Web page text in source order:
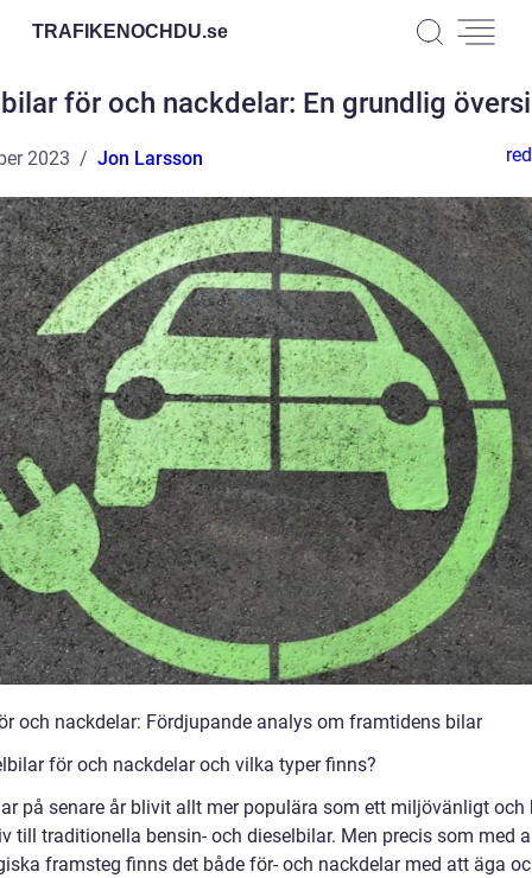
TRAFIKENOCHDU.se
för och nackdelar: En grundlig
2023 Jon Larsson
och nackdelar: Fördjupande analys om framtidens bilar
för och nackdelar och vilka typer finns?
på senare år blivit allt mer populära som ett miljövänligt och
till traditionella bensin- och dieselbilar. Men precis som med
framsteg finns det både för- och nackdelar med att äga